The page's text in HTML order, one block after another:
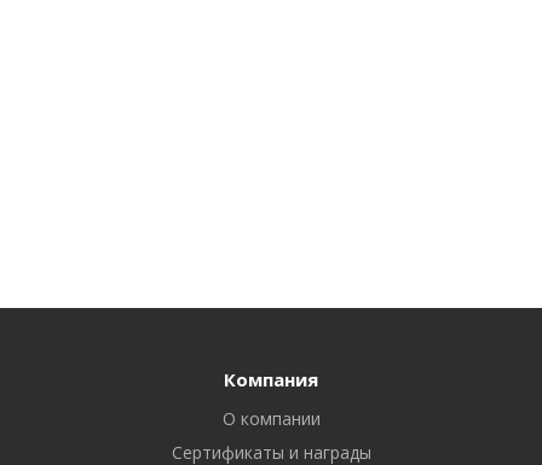
Компания
О компании
Сертификаты и награды